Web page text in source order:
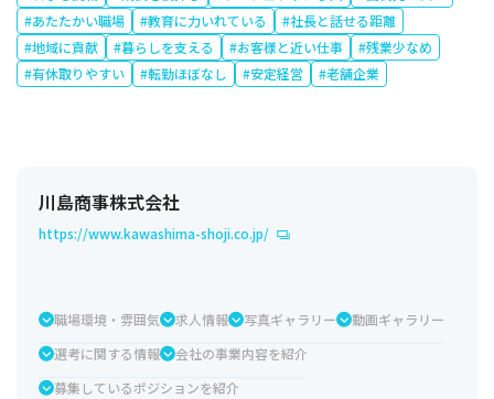
#あたたかい職場
#教育に力いれている
#社長と話せる距離
#地域に貢献
#暮らしを支える #お客様と近い仕事
#残業少なめ
#有休取りやすい
#転勤ほぼなし #安定経営 #老舗企業
川島商事株式会社
https://www.kawashima-shoji.co.jp/
職場環境・雰囲気 求人情報 写真ギャラリー
動画ギャラリー
選考に関する情報
会社の事業内容を紹介
募集しているポジションを紹介